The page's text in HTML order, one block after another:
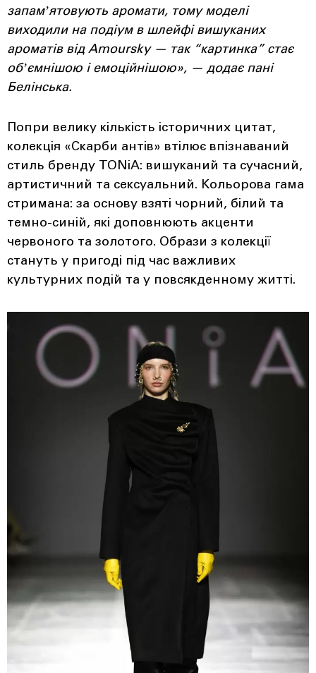
запамʼятовують аромати, тому моделі
виходили на подіум в шлейфі вишуканих
ароматів від Amoursky — так “картинка” стає
обʼємнішою і емоційнішою», — додає пані
Белінська.
Попри велику кількість історичних цитат,
колекція «Скарби антів» втілює впізнаваний
стиль бренду TONiA: вишуканий та сучасний,
артистичний та сексуальний. Кольорова гама
стримана: за основу взяті чорний, білий та
темно-синій, які доповнюють акценти
червоного та золотого. Образи з колекції
стануть у пригоді під час важливих
культурних подій та у повсякденному житті.